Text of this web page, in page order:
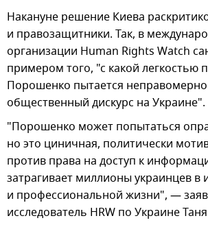
Накануне решение Киева
и правозащитники. Так, в
организации Human Rights Watch
примером того, "с какой легкостью
Порошенко пытается
общественный дискурс на Украине".
"Порошенко может попытаться
но это циничная, политически
против права на доступ к
затрагивает миллионы украинцев в
и профессиональной жизни", —
исследователь HRW по Украине